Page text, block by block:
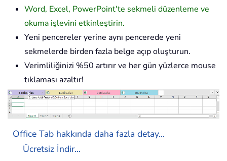
Word, Excel, PowerPoint'te sekmeli düzenleme ve
okuma işlevini etkinleştirin.
Yeni pencereler yerine aynı pencerede yeni
sekmelerde birden fazla belge açıp oluşturun.
Verimliliğinizi %50 artırır ve her gün yüzlerce mouse
tıklaması azaltır!
Office Tab hakkında daha fazla detay...
Ücretsiz İndir...